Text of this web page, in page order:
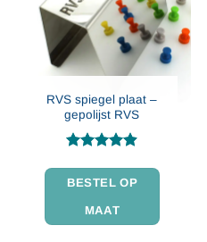
RVS spiegel plaat –
gepolijst RVS
4.86uit 5
BESTEL OP
MAAT